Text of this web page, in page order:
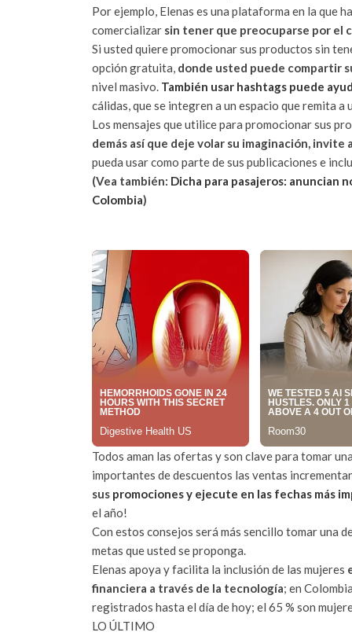
Por ejemplo, Elenas es una plataforma en la que
comercializar sin tener que preocuparse por el
Si usted quiere promocionar sus productos sin
opción gratuita, donde usted puede compartir
nivel masivo. También usar hashtags puede
cálidas, que se integren a un espacio que remita a
Los mensajes que utilice para promocionar sus
demás así que deje volar su imaginación,
pueda usar como parte de sus publicaciones e
(Vea también: Dicha para pasajeros: anuncian
Colombia)
Todos aman las ofertas y son clave para tomar
importantes de descuentos las ventas
sus promociones y ejecute en las fechas más
el año!
Con estos consejos será más sencillo tomar una
metas que usted se proponga.
Elenas apoya y facilita la inclusión de las mujeres
financiera a través de la tecnología; en
registrados hasta el día de hoy; el 65 % son
LO ÚLTIMO